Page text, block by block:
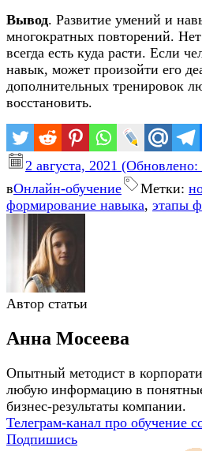
Вывод. Развитие умений и
многократных повторений.
всегда есть куда расти. Если
навык, может произойти его
дополнительных тренировок
восстановить.
2 августа, 2021 (Обновлено:
вОнлайн-обучение Метки:
формирование навыка, этапы
Автор статьи
Анна Мосеева
Опытный методист в
любую информацию в
бизнес-результаты компании.
Телеграм-канал про обучение
Подпишись